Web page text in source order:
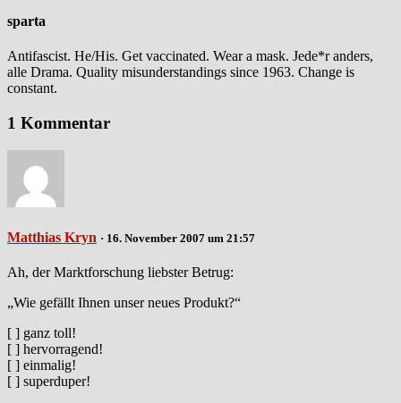
sparta
Antifascist. He/His. Get vaccinated. Wear a mask. Jede*r anders,
alle Drama. Quality misunderstandings since 1963. Change is
constant.
1 Kommentar
Matthias Kryn · 16. November 2007 um 21:57
Ah, der Marktforschung liebster Betrug:
„Wie gefällt Ihnen unser neues Produkt?“
[ ] ganz toll!
[ ] hervorragend!
[ ] einmalig!
[ ] superduper!